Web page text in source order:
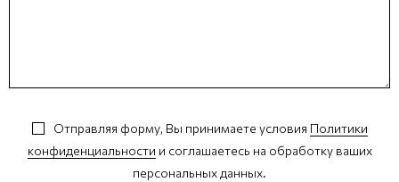
Отправляя форму, Вы принимаете условия Политики
конфиденциальности и соглашаетесь на обработку ваших
персональных данных.